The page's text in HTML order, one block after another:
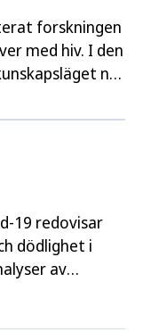
forskningen
med hiv. I den
när
19 redovisar
dödlighet i
av